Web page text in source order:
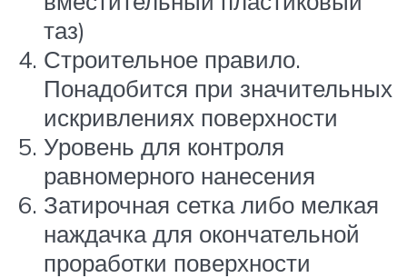
таз)
Строительное правило.
Понадобится при значительных
искривлениях поверхности
Уровень для контроля
равномерного нанесения
Затирочная сетка либо мелкая
наждачка для окончательной
проработки поверхности